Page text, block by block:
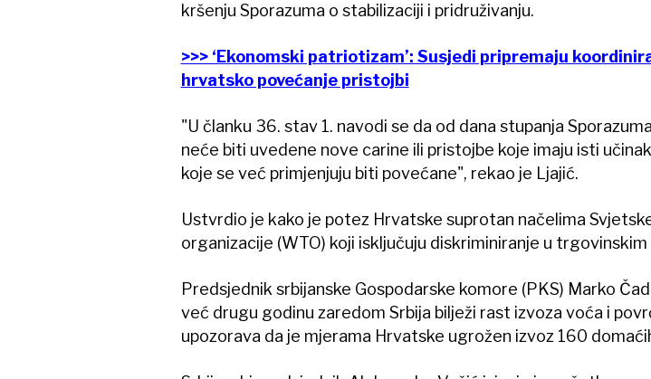
kršenju Sporazuma o stabilizaciji i pridruživanju.
>>> ‘Ekonomski patriotizam’: Susjedi pripremaju
hrvatsko povećanje pristojbi
"U članku 36. stav 1. navodi se da od dana stupanja
neće biti uvedene nove carine ili pristojbe koje imaju isti
koje se već primjenjuju biti povećane", rekao je Ljajić.
Ustvrdio je kako je potez Hrvatske suprotan načelima
organizacije (WTO) koji isključuju diskriminiranje u trgovinskim
Predsjednik srbijanske Gospodarske komore (PKS) Marko
već drugu godinu zaredom Srbija bilježi rast izvoza voća i
upozorava da je mjerama Hrvatske ugrožen izvoz 160